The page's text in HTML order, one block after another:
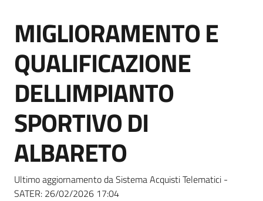
Bandi
e
di
acquisto
Supporto
telematiche
Salta al contenuto
MIGLIORAMENTO E
QUALIFICAZIONE
DELLIMPIANTO
SPORTIVO DI
ALBARETO
Ultimo aggiornamento da Sistema Acquisti Telematici -
SATER: 26/02/2026 17:04